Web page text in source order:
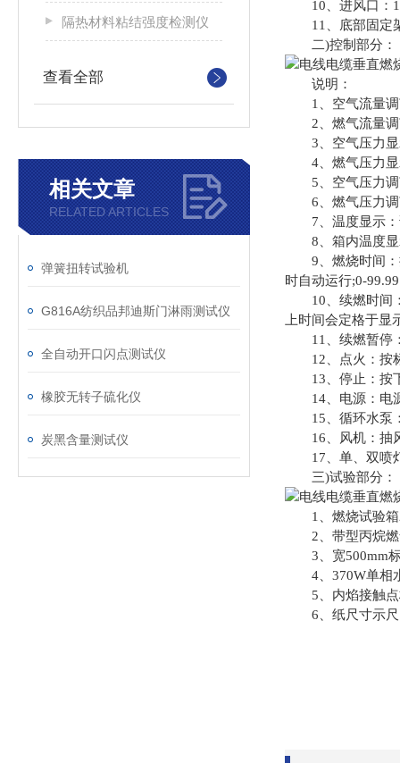
隔热材料粘结强度检测仪
查看全部
相关文章
RELATED ARTICLES
弹簧扭转试验机
G816A纺织品邦迪斯门淋雨测试仪
全自动开口闪点测试仪
橡胶无转子硫化仪
炭黑含量测试仪
10、进风口：1
11、底部固定架
二)控制部分：
说明：
1、空气流量调
2、燃气流量调
3、空气压力显
4、燃气压力显
5、空气压力调
6、燃气压力调
7、温度显示：
8、箱内温度显
9、燃烧时间：按
时自动运行;0-
10、续燃时间：
上时间会定格于
11、续燃暂停：
12、点火：按标
13、停止：按下
14、电源：电源
15、循环水泵：
16、风机：抽
17、单、双喷灯
三)试验部分：
1、燃烧试验箱
2、带型丙烷燃
3、宽500mm标
4、370W单相
5、内焰接触点
6、纸尺寸示尺